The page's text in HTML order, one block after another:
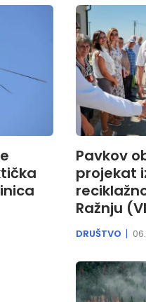
Pavkov
projekat
Ražnju
DRUŠTVO